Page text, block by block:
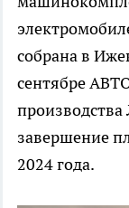
собрана в
сентябре
завершение
2024 года.